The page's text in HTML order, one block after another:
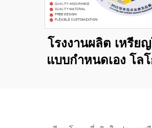
โรงงานผลิต เหรีย
แบบกำหนดเอง โลโ